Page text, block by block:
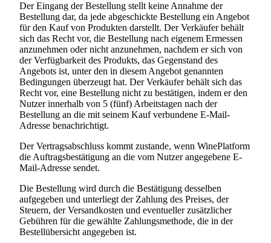
Der Eingang der Bestellung stellt keine Annahme der
Bestellung dar, da jede abgeschickte Bestellung ein Angebot
für den Kauf von Produkten darstellt. Der Verkäufer behält
sich das Recht vor, die Bestellung nach eigenem Ermessen
anzunehmen oder nicht anzunehmen, nachdem er sich von
der Verfügbarkeit des Produkts, das Gegenstand des
Angebots ist, unter den in diesem Angebot genannten
Bedingungen überzeugt hat. Der Verkäufer behält sich das
Recht vor, eine Bestellung nicht zu bestätigen, indem er den
Nutzer innerhalb von 5 (fünf) Arbeitstagen nach der
Bestellung an die mit seinem Kauf verbundene E-Mail-
Adresse benachrichtigt.
Der Vertragsabschluss kommt zustande, wenn WinePlatform
die Auftragsbestätigung an die vom Nutzer angegebene E-
Mail-Adresse sendet.
Die Bestellung wird durch die Bestätigung desselben
aufgegeben und unterliegt der Zahlung des Preises, der
Steuern, der Versandkosten und eventueller zusätzlicher
Gebühren für die gewählte Zahlungsmethode, die in der
Bestellübersicht angegeben ist.